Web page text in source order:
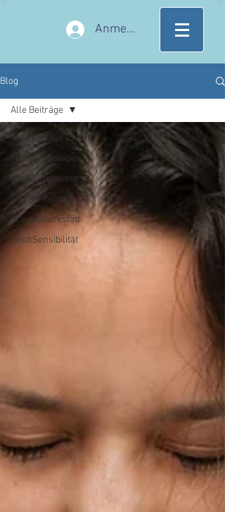
Anmelden
Blog
Alle Beiträge
TierPsychologie
NaturErlebnisse
SelbstFindung
KreativWerkstatt
HochSensibilität
Alle Beiträge